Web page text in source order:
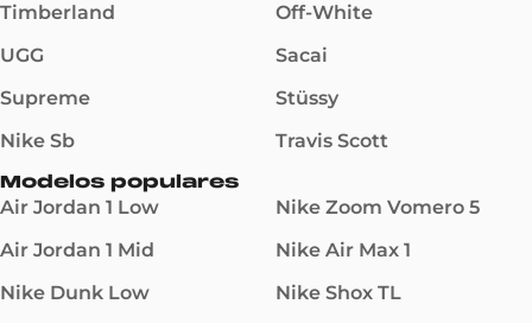
Timberland
UGG
Supreme
Nike Sb
Off-White
Sacai
Stüssy
Travis Scott
Modelos populares
Air Jordan 1 Low
Air Jordan 1 Mid
Nike Dunk Low
Nike Zoom Vomero 5
Nike Air Max 1
Nike Shox TL